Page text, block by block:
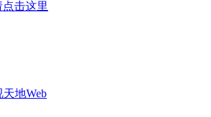
点击这里
天地Web